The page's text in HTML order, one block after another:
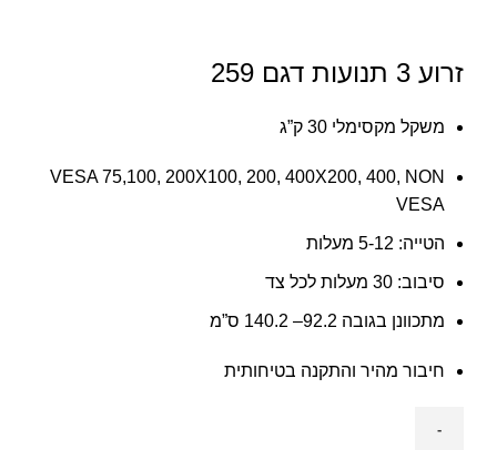
זרוע 3 תנועות דגם 259
משקל מקסימלי 30 ק”ג
VESA 75,100, 200X100, 200, 400X200, 400, NON
VESA
הטייה: 5-12 מעלות
סיבוב: 30 מעלות לכל צד
מתכוונן בגובה 92.2– 140.2 ס”מ
חיבור מהיר והתקנה בטיחותית